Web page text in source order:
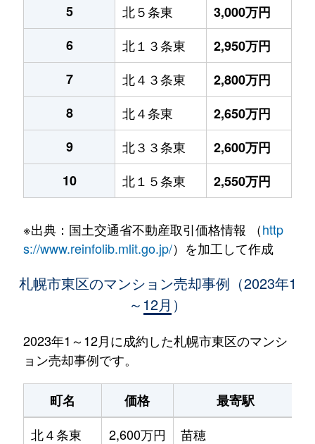
5
北５条東
3,000万円
6
北１３条東
2,950万円
7
北４３条東
2,800万円
8
北４条東
2,650万円
9
北３３条東
2,600万円
10
北１５条東 2,550万円
※出典：国土交通省不動産取引価格情報 （http
s://www.reinfolib.mlit.go.jp/）を加工して作成
札幌市東区のマンション売却事例（2023年1
～12月）
2023年1～12月に成約した札幌市東区のマンシ
ョン売却事例です。
町名 価格 最寄駅
北４条東
2,600万円 苗穂